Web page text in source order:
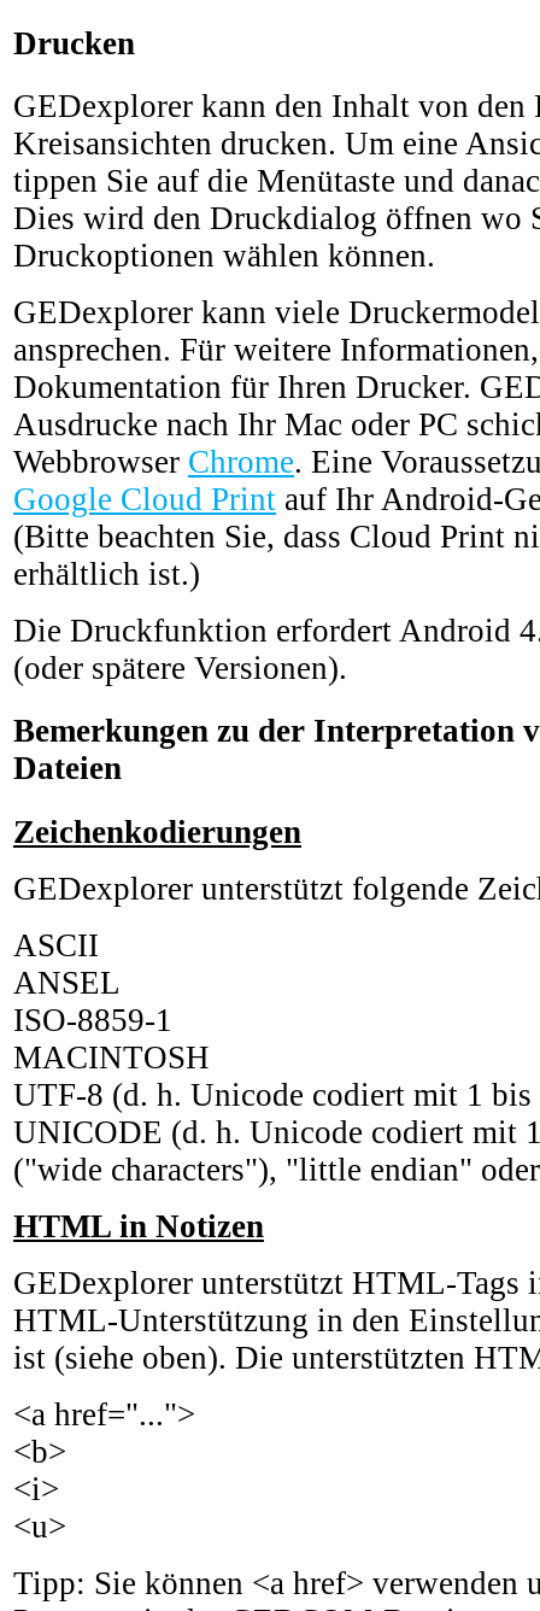
Drucken
GEDexplorer kann den Inhalt von den
Kreisansichten drucken. Um eine
tippen Sie auf die Menütaste und
Dies wird den Druckdialog öffnen wo
Druckoptionen wählen können.
GEDexplorer kann viele
ansprechen. Für weitere
Dokumentation für Ihren Drucker.
Ausdrucke nach Ihr Mac oder PC
Webbrowser Chrome. Eine
Google Cloud Print auf Ihr Android-
(Bitte beachten Sie, dass Cloud Print
erhältlich ist.)
Die Druckfunktion erfordert Android
(oder spätere Versionen).
Bemerkungen zu der Interpretation
Dateien
Zeichenkodierungen
GEDexplorer unterstützt folgende
ASCII
ANSEL
ISO-8859-1
MACINTOSH
UTF-8 (d. h. Unicode codiert mit 1
UNICODE (d. h. Unicode codiert mit
("wide characters"), "little endian"
HTML in Notizen
GEDexplorer unterstützt HTML-Tags
HTML-Unterstützung in den
ist (siehe oben). Die unterstützten
<a href="...">
<b>
<i>
<u>
Tipp: Sie können <a href> verwenden